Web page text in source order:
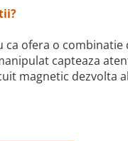
ca ofera o
capteaza
magnetic dezvolta